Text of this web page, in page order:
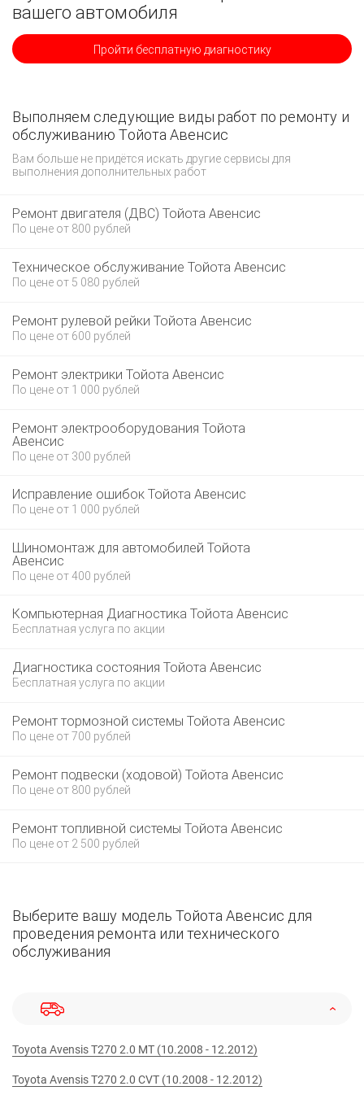
вашего автомобиля
Пройти бесплатную диагностику
Выполняем следующие виды работ по ремонту и
обслуживанию Тойота Авенсис
Вам больше не придётся искать другие сервисы для
выполнения дополнительных работ
Ремонт двигателя (ДВС) Тойота Авенсис
По цене от 800 рублей
Техническое обслуживание Тойота Авенсис
По цене от 5 080 рублей
Ремонт рулевой рейки Тойота Авенсис
По цене от 600 рублей
Ремонт электрики Тойота Авенсис
По цене от 1 000 рублей
Ремонт электрооборудования Тойота
Авенсис
По цене от 300 рублей
Исправление ошибок Тойота Авенсис
По цене от 1 000 рублей
Шиномонтаж для автомобилей Тойота
Авенсис
По цене от 400 рублей
Компьютерная Диагностика Тойота Авенсис
Бесплатная услуга по акции
Диагностика состояния Тойота Авенсис
Бесплатная услуга по акции
Ремонт тормозной системы Тойота Авенсис
По цене от 700 рублей
Ремонт подвески (ходовой) Тойота Авенсис
По цене от 800 рублей
Ремонт топливной системы Тойота Авенсис
По цене от 2 500 рублей
Выберите вашу модель Тойота Авенсис для
проведения ремонта или технического
обслуживания
Toyota Avensis T270 2.0 MT (10.2008 - 12.2012)
Toyota Avensis T270 2.0 CVT (10.2008 - 12.2012)